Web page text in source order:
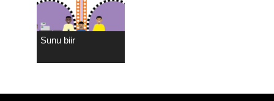
Sunu biir